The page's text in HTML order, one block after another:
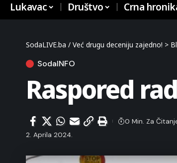
Lukavac Društvo Crna
SodaLIVE.ba / Već drugu deceniju zajedno! >
SodaINFO
Raspored
2. Aprila 2024.
0 Min. Za